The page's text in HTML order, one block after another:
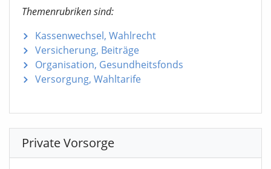
Themenrubriken sind:
Kassenwechsel, Wahlrecht
Versicherung, Beiträge
Organisation, Gesundheitsfonds
Versorgung, Wahltarife
Private Vorsorge